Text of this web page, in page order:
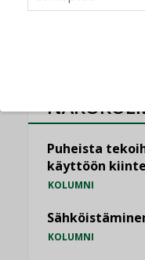
KATSO
Puheista
käyttöön
KOLUMNI
KOLUMNI